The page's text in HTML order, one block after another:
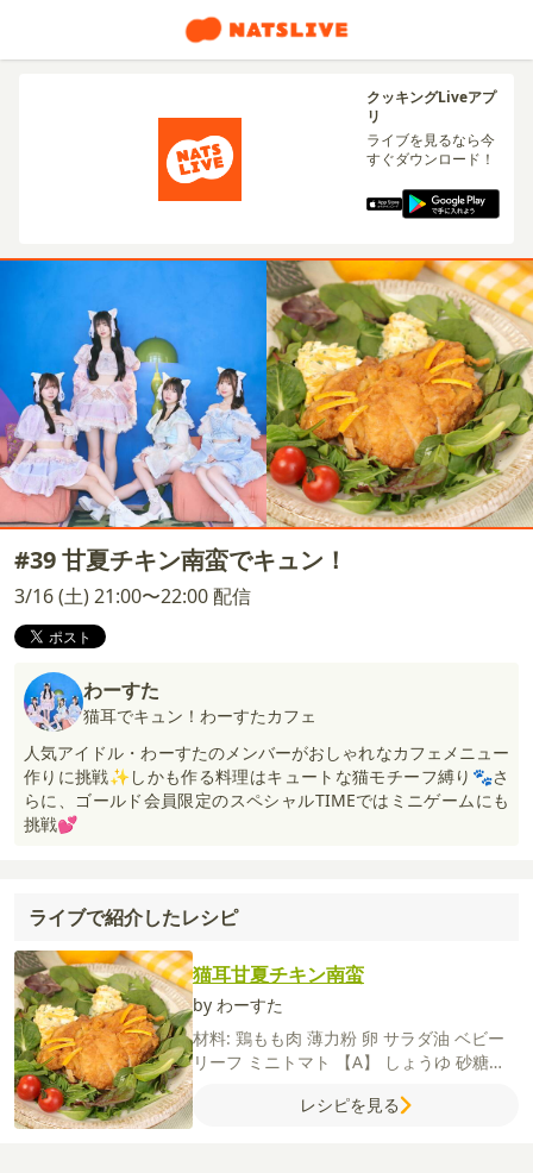
クッキングLiveアプ
リ
ライブを見るなら今
すぐダウンロード！
#39 甘夏チキン南蛮でキュン！
3/16 (土) 21:00〜22:00 配信
わーすた
猫耳でキュン！わーすたカフェ
人気アイドル・わーすたのメンバーがおしゃれなカフェメニュー
作りに挑戦✨しかも作る料理はキュートな猫モチーフ縛り🐾さ
らに、ゴールド会員限定のスペシャルTIMEではミニゲームにも
挑戦💕
ライブで紹介したレシピ
猫耳甘夏チキン南蛮
by わーすた
材料: 鶏もも肉 薄力粉 卵 サラダ油 ベビー
リーフ ミニトマト 【A】 しょうゆ 砂糖
パセリ（乾燥）塩
レシピを見る